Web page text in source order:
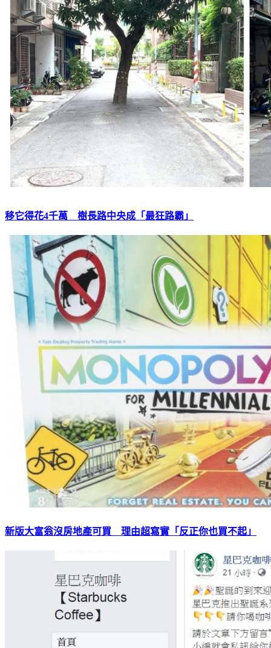
移它得花4千萬 樹長路中央成「最狂路霸」
新版大富翁沒房地產可買 理由超寫實「反正你也買不起」